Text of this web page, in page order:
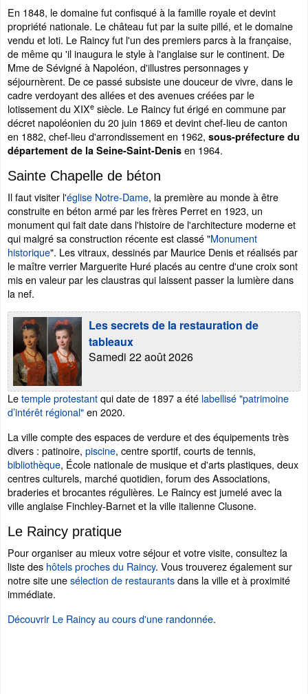
En 1848, le domaine fut confisqué à la famille royale et devint
propriété nationale. Le château fut par la suite pillé, et le domaine
vendu et loti. Le Raincy fut l'un des premiers parcs à la française,
de même qu 'il inaugura le style à l'anglaise sur le continent. De
Mme de Sévigné à Napoléon, d'illustres personnages y
séjournèrent. De ce passé subsiste une douceur de vivre, dans le
cadre verdoyant des allées et des avenues créées par le
lotissement du XIXe siècle. Le Raincy fut érigé en commune par
décret napoléonien du 20 juin 1869 et devint chef-lieu de canton
en 1882, chef-lieu d'arrondissement en 1962, sous-préfecture du
département de la Seine-Saint-Denis en 1964.
Sainte Chapelle de béton
Il faut visiter l'église Notre-Dame, la première au monde à être
construite en béton armé par les frères Perret en 1923, un
monument qui fait date dans l'histoire de l'architecture moderne et
qui malgré sa construction récente est classé "Monument
historique". Les vitraux, dessinés par Maurice Denis et réalisés par
le maître verrier Marguerite Huré placés au centre d'une croix sont
mis en valeur par les claustras qui laissent passer la lumière dans
la nef.
Les secrets de la restauration de
tableaux
Samedi 22 août 2026
Letemple protestantqui date de 1897 a été labellisé "patrimoine
d’intérêt régional"en 2020.
La ville compte des espaces de verdure et des équipements très
divers : patinoire, piscine, centre sportif, courts de tennis,
bibliothèque, École nationale de musique et d'arts plastiques, deux
centres culturels, marché quotidien, forum des Associations,
braderies et brocantes régulières. Le Raincy est jumelé avec la
ville anglaise Finchley-Barnet et la ville italienne Clusone.
Le Raincy pratique
Pour organiser au mieux votre séjour et votre visite, consultez la
liste des hôtels proches du Raincy. Vous trouverez également sur
notre site unesélection de restaurantsdans la ville et à proximité
immédiate.
Découvrir Le Raincy au cours d'une randonnée.